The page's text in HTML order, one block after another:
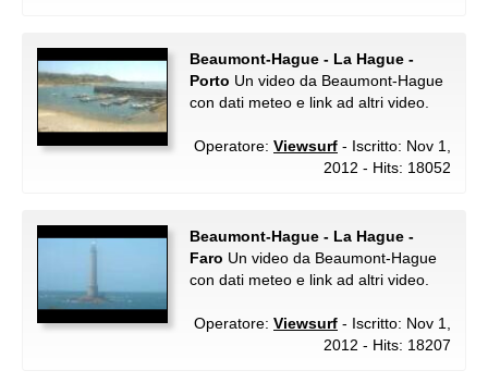
Beaumont-Hague - La Hague -
Porto Un video da Beaumont-Hague
con dati meteo e link ad altri video.
Operatore: Viewsurf - Iscritto: Nov 1,
2012 - Hits: 18052
Beaumont-Hague - La Hague -
Faro Un video da Beaumont-Hague
con dati meteo e link ad altri video.
Operatore: Viewsurf - Iscritto: Nov 1,
2012 - Hits: 18207